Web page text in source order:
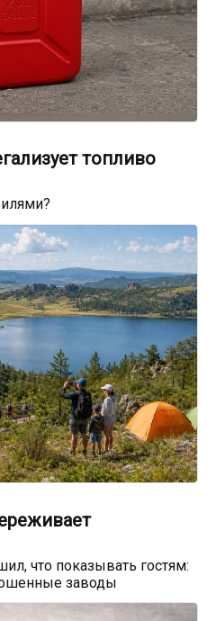
топливо
что показывать гостям:
заводы